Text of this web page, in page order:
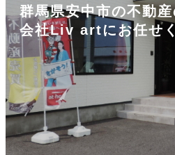
群馬県安中市の不動
会社Liv artにお任せ